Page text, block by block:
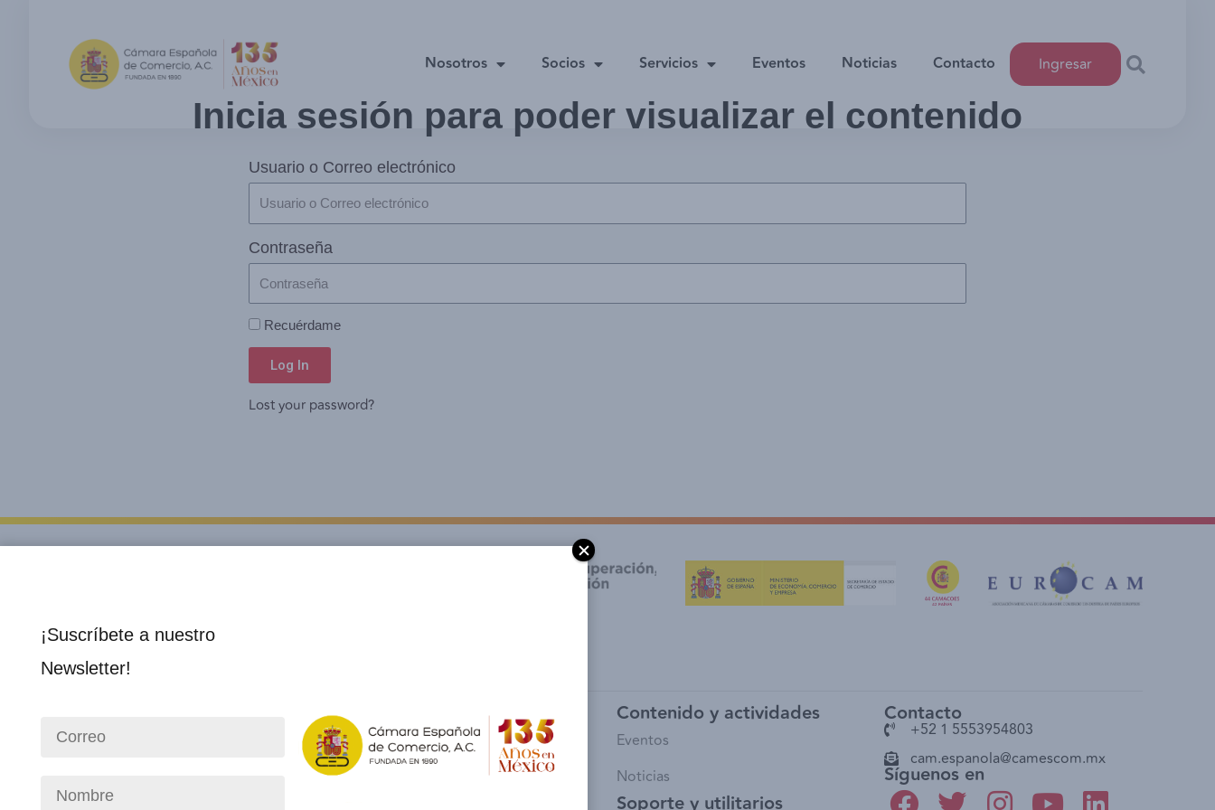
Nosotros Socios Servicios Eventos Noticias Contacto Ingresar
Inicia sesión para poder visualizar el contenido
Usuario o Correo electrónico
Contraseña
Recuérdame
Log In
Lost your password?
Nosotros
Socios y afiliación
Directorio de Socios
Membresía
Contenido y actividades
Eventos
Noticias
Soporte y utilitarios
Contacto
+52 1 5553954803
cam.espanola@camescom.mx
Síguenos en
¡Suscríbete a nuestro
Newsletter!